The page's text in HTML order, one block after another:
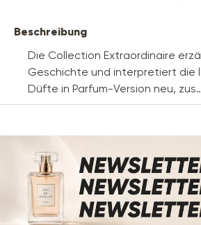
Beschreibung
Die Collection Extraordinaire
Geschichte und interpretiert die
Düfte in Parfum-Version neu,